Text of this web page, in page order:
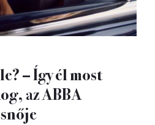
– Így él most
az ABBA